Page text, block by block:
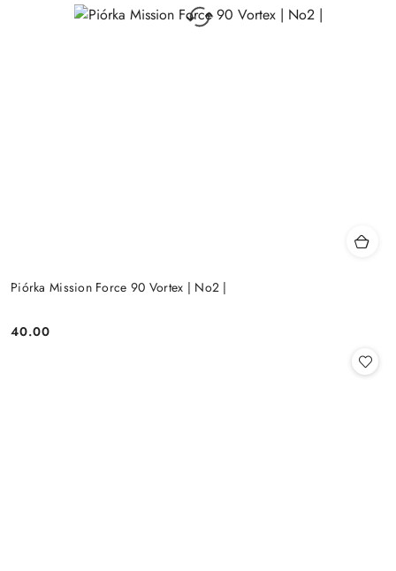
Piórka Mission Force 90 Vortex | No2 |
Cena:
40.00